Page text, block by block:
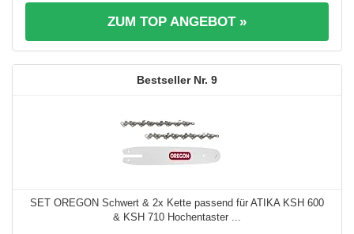
ZUM TOP ANGEBOT »
9
SET OREGON Schwert & 2x Kette passend für ATIKA KSH 600
& KSH 710 Hochentaster ...